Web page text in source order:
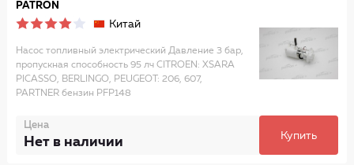
PATRON
Китай
Насос топливный электрический Давление 3 бар,
пропускная способность 95 лч CITROEN: XSARA
PICASSO, BERLINGO, PEUGEOT: 206, 607,
PARTNER бензин PFP148
Цена
Нет в наличии Купить